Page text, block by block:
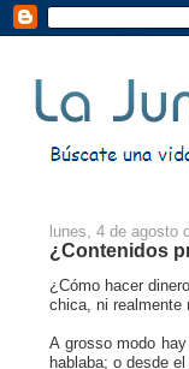
lunes, 4 de agosto
¿Contenidos
¿Cómo hacer
chica, ni realmente
A grosso modo
hablaba; o desde